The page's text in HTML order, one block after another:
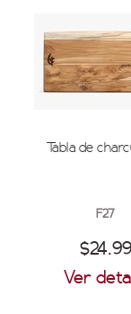
Tabla de
F27
$24.99
Ver